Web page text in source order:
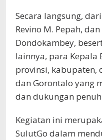
Secara langsung,
Revino M. Pepah,
Dondokambey,
lainnya, para Kepala
provinsi, kabupaten,
dan Gorontalo yang
dan dukungan
Kegiatan ini
SulutGo dalam